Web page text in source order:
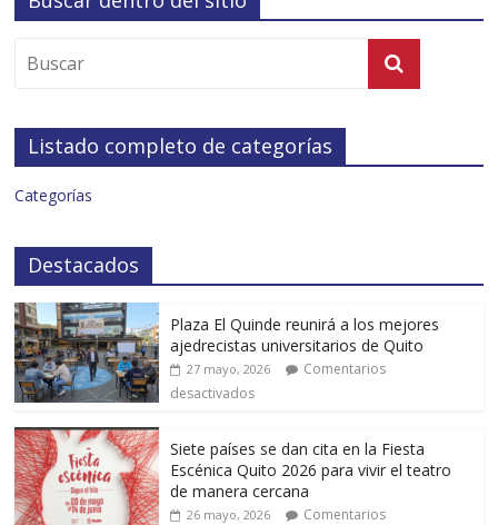
Listado completo de categorías
Categorías
Destacados
Plaza El Quinde reunirá a los mejores
ajedrecistas universitarios de Quito
27 mayo, 2026
Comentarios
desactivados
Siete países se dan cita en la Fiesta
Escénica Quito 2026 para vivir el teatro
de manera cercana
26 mayo, 2026
Comentarios